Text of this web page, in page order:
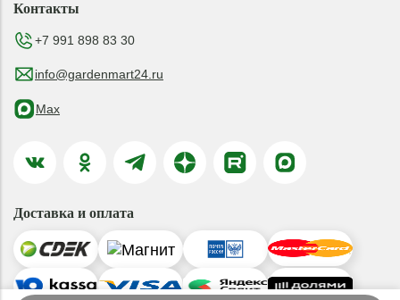
Контакты
+7 991 898 83 30
info@gardenmart24.ru
Max
Доставка и оплата